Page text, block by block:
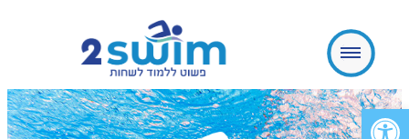
פתח סרגל נגישות